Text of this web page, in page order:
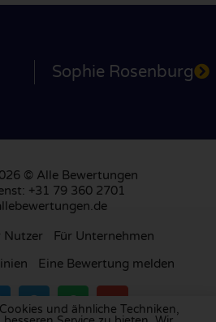
Sophie Rosenburg
© Alle Bewertungen
+31 79 360 2701
Nutzer
Für Unternehmen
Eine Bewertung melden
und ähnliche Techniken,